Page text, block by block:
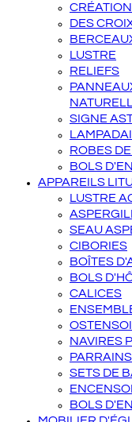
DES
LUSTRE
RELIEFS
SIGNE
ROBES
BOLS
APPAREILS
LUSTRE
SEAU
CIBORIES
BOÎTES
BOLS
CALICES
NAVIRES
SETS DE
BOLS